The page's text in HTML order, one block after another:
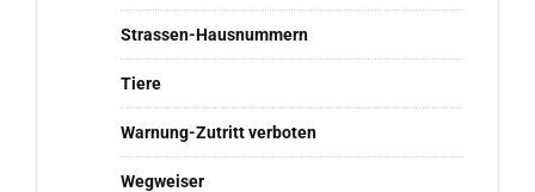
Strassen-Hausnummern
Tiere
Warnung-Zutritt verboten
Wegweiser